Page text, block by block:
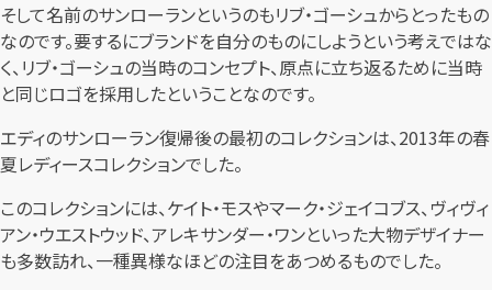
そして名前のサンローランというのもリブ・ゴーシュからとったもの
なのです。要するにブランドを自分のものにしようという考えではな
く、リブ・ゴーシュの当時のコンセプト、原点に立ち返るために当時
と同じロゴを採用したということなのです。
エディのサンローラン復帰後の最初のコレクションは、2013年の春
夏レディースコレクションでした。
このコレクションには、ケイト・モスやマーク・ジェイコブス、ヴィヴィ
アン・ウエストウッド、アレキサンダー・ワンといった大物デザイナー
も多数訪れ、一種異様なほどの注目をあつめるものでした。